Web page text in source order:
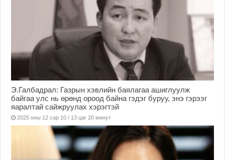
Э.Галбадрал: Газрын хэвлийн баялагаа ашиглуулж
байгаа улс нь өрөнд ороод байна гэдэг буруу, энэ гэрээг
яаралтай сайжруулах хэрэгтэй
2025 оны 12 сар 10 / 13 цаг 20 минут